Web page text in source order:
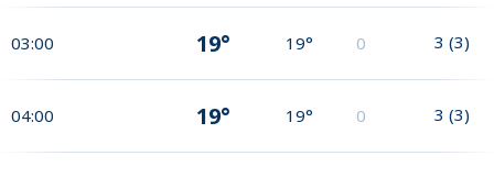
03:00 19° 19° 0 3 (3)
04:00 19° 19° 0 3 (3)